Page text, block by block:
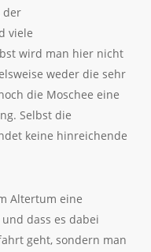
der
viele
wird man hier nicht
weder die sehr
die Moschee eine
Selbst die
keine hinreichende
Altertum eine
dass es dabei
geht, sondern man